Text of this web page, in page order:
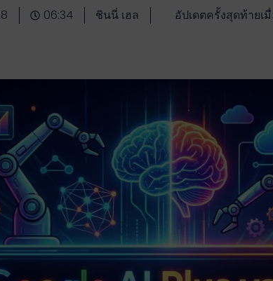
06:34 ชินนี่ เฮล อัปเดตครั้งสุดท้ายเ